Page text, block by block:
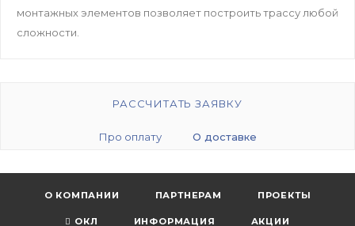
монтажных элементов позволяет построить трассу любой
сложности.
РАССЧИТАТЬ ЗАЯВКУ
Про оплату О доставке
О КОМПАНИИ ПАРТНЕРАМ ПРОЕКТЫ
ОКЛ ИНФОРМАЦИЯ АКЦИИ